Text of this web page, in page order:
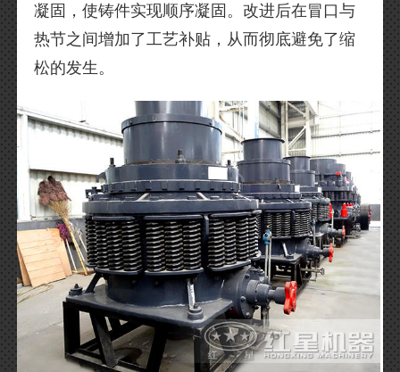
凝固，使铸件实现顺序凝固。改进后在冒口与
热节之间增加了工艺补贴，从而彻底避免了缩
松的发生。